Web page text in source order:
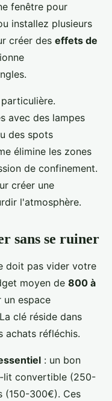
fenêtre pour
installez plusieurs
créer des effets de
avec des lampes
des spots
élimine les zones
de confinement.
créer une
l'atmosphère.
sans se ruiner
doit pas vider votre
moyen de 800 à
un espace
clé réside dans
achats réfléchis.
: un bon
lit convertible (250-
(150-300€). Ces